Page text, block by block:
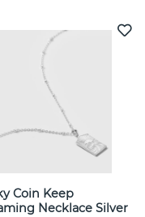
Coin Keep
Necklace Silver